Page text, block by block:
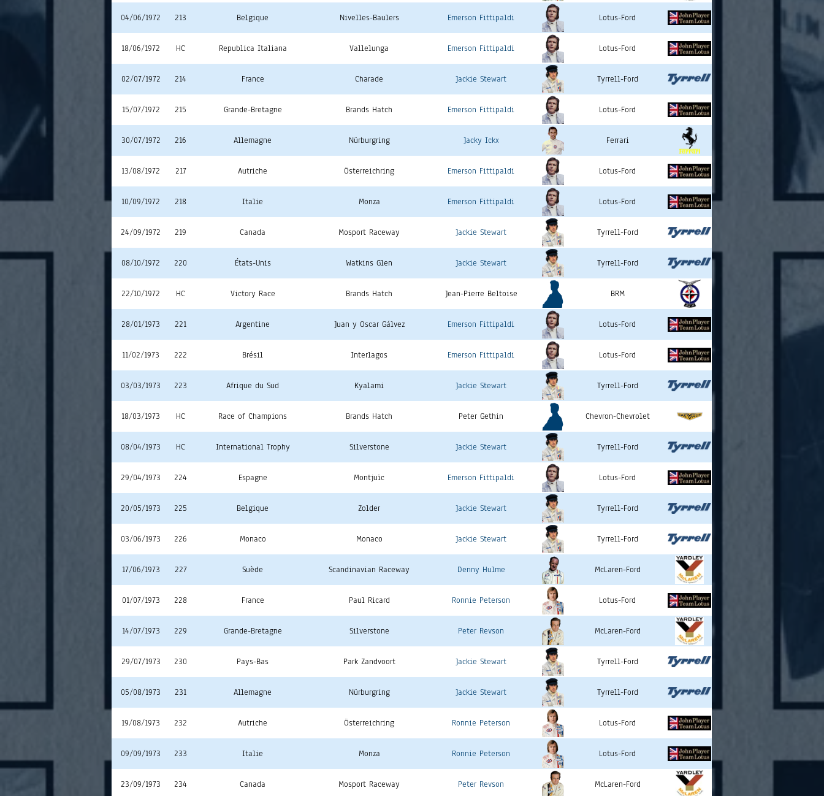
04/06/1972 213 Belgique Nivelles-Baulers Emerson Fittipaldi Lotus-Ford
18/06/1972 HC Republica Italiana Vallelunga Emerson Fittipaldi Lotus-Ford
02/07/1972 214 France Charade Jackie Stewart Tyrrell-Ford
15/07/1972 215 Grande-Bretagne Brands Hatch Emerson Fittipaldi Lotus-Ford
30/07/1972 216 Allemagne Nürburgring Jacky Ickx Ferrari
13/08/1972 217 Autriche Österreichring Emerson Fittipaldi Lotus-Ford
10/09/1972 218 Italie Monza Emerson Fittipaldi Lotus-Ford
24/09/1972 219 Canada Mosport Raceway Jackie Stewart Tyrrell-Ford
08/10/1972 220 États-Unis Watkins Glen Jackie Stewart Tyrrell-Ford
22/10/1972 HC Victory Race Brands Hatch Jean-Pierre Beltoise BRM
28/01/1973 221 Argentine Juan y Oscar Gálvez Emerson Fittipaldi Lotus-Ford
11/02/1973 222 Brésil Interlagos Emerson Fittipaldi Lotus-Ford
03/03/1973 223 Afrique du Sud Kyalami Jackie Stewart Tyrrell-Ford
18/03/1973 HC Race of Champions Brands Hatch Peter Gethin Chevron-Chevrolet
08/04/1973 HC International Trophy Silverstone Jackie Stewart Tyrrell-Ford
29/04/1973 224 Espagne Montjuïc Emerson Fittipaldi Lotus-Ford
20/05/1973 225 Belgique Zolder Jackie Stewart Tyrrell-Ford
03/06/1973 226 Monaco Monaco Jackie Stewart Tyrrell-Ford
17/06/1973 227 Suède Scandinavian Raceway Denny Hulme McLaren-Ford
01/07/1973 228 France Paul Ricard Ronnie Peterson Lotus-Ford
14/07/1973 229 Grande-Bretagne Silverstone Peter Revson McLaren-Ford
29/07/1973 230 Pays-Bas Park Zandvoort Jackie Stewart Tyrrell-Ford
05/08/1973 231 Allemagne Nürburgring Jackie Stewart Tyrrell-Ford
19/08/1973 232 Autriche Österreichring Ronnie Peterson Lotus-Ford
09/09/1973 233 Italie Monza Ronnie Peterson Lotus-Ford
23/09/1973 234 Canada Mosport Raceway Peter Revson McLaren-Ford